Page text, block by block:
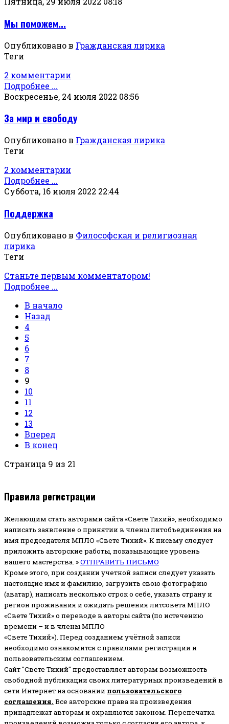
Мы поможем...
Опубликовано в Гражданская лирика
Теги
2 комментарии
Подробнее ...
Воскресенье, 24 июля 2022 08:56
За мир и свободу
Опубликовано в Гражданская лирика
Теги
2 комментарии
Подробнее ...
Суббота, 16 июля 2022 22:44
Поддержка
Опубликовано в Философская и религиозная
лирика
Теги
Станьте первым комментатором!
Подробнее ...
В начало
Назад
4
5
6
7
8
9
10
11
12
13
Вперед
В конец
Страница 9 из 21
Правила регистрации
Желающим стать авторами сайта «Свете Тихий», необходимо
написать заявление о принятии в члены литобъединения на
имя председателя МПЛО «Свете Тихий». К письму следует
приложить авторские работы, показывающие уровень
вашего мастерства. »ОТПРАВИТЬ ПИСЬМО
Кроме этого, при создании учетной записи следует указать
настоящие имя и фамилию, загрузить свою фотографию
(аватар), написать несколько строк о себе, указать страну и
регион проживания и ожидать решения литсовета МПЛО
«Свете Тихий» о переводе в авторы сайта (по истечению
времени – и в члены МПЛО
«Свете Тихий»). Перед созданием учётной записи
необходимо ознакомится с правилами регистрации и
пользовательским соглашением.
Сайт "Свете Тихий" предоставляет авторам возможность
свободной публикации своих литературных произведений в
сети Интернет на основании пользовательского
соглашения. Все авторские права на произведения
принадлежат авторам и охраняются законом. Перепечатка